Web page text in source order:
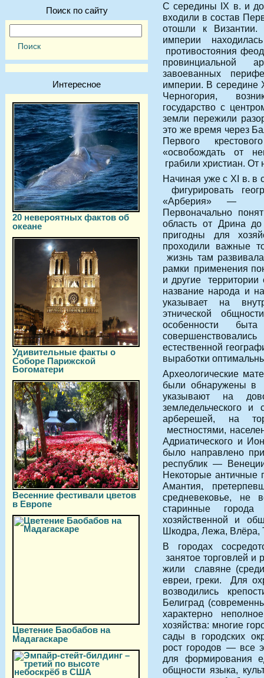
Поиск по сайту
Интересное
20 невероятных фактов об
океане
Удивительные факты о
Соборе Парижской
Богоматери
Весенние фестивали цветов
в Европе
Цветение Баобабов на
Мадагаскаре
С середины IX в. и
входили в состав
отошли к
империи
противостояния
провинциальной
завоеванных
империи. В середине
Черногория,
государство с
земли пережили
это же время через
Первого
«освобождать от
грабили христиан.
Начиная уже с XI в. в
фигурировать
«Арберия» —
Первоначально
область от Дрина
пригодны для
проходили важные
жизнь там
рамки применения
и другие
название народа и
указывает на
этнической
особенности
естественной
выработки
Археологические
были обнаружены в
указывают на
земледельческого и
арберешей, на
местностями,
Адриатического и
было направлено
республик —
Некоторые античные
Амантия,
средневековье, не
старинные
хозяйственной и
Шкодра, Лежа, Влёра,
В городах
занятое торговлей
жили славяне
евреи, греки. Для
возводились
Белиград
характерно
хозяйства: многие
сады в городских
рост городов — все
для формирования
общности языка,